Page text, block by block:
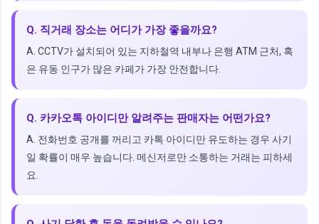
Q. 직거래 장소는 어디가 가장 좋을까요?
A. CCTV가 설치되어 있는 지하철역 내부나 은행 ATM 근처, 혹
은 유동 인구가 많은 카페가 가장 안전합니다.
Q. 카카오톡 아이디만 알려주는 판매자는 어떤가요?
A. 전화번호 공개를 꺼리고 카톡 아이디만 유도하는 경우 사기
일 확률이 매우 높습니다. 메신저로만 소통하는 거래는 피하세
요.